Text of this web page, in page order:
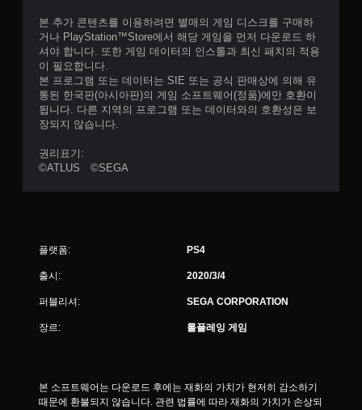
본 추가 콘텐츠를 이용하려면 별매의 게임 디스크를 구매하
거나 PlayStation™Store에서 해당 게임을 먼저 다운로드 하
셔야 합니다. 또한 게임 데이터의 인스톨과 최신 패치의 적용
이 필요합니다.
본 프로그램 또는 데이터는 SIE 또는 공식 판매상에 의해 유
통된 한국판(아시아판)의 게임 소프트웨어(정품)에만 호환이
됩니다. 다른 지역의 프로그램 또는 데이터와의 호환성은 보
장되지 않습니다.
권리표기:
©ATLUS ©SEGA
플랫폼: PS4
출시: 2020/3/4
퍼블리셔: SEGA CORPORATION
장르: 롤플레잉 게임
본 소프트웨어는 다운로드 후에는 재화의 가치가 현저히 감소하기
때문에 환불되지 않습니다. 관련 법률에 따라 재화의 가치가 손상되